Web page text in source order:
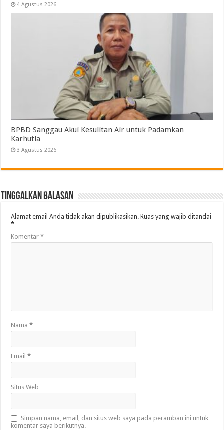
4 Agustus 2026
BPBD Sanggau Akui Kesulitan Air untuk Padamkan
Karhutla
3 Agustus 2026
Tinggalkan Balasan
Alamat email Anda tidak akan dipublikasikan. Ruas yang wajib ditandai
*
Komentar*
Nama*
Email*
Situs Web
Simpan nama, email, dan situs web saya pada peramban ini untuk
komentar saya berikutnya.